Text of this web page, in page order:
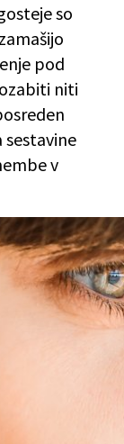
so
pod
niti
sestavine
v